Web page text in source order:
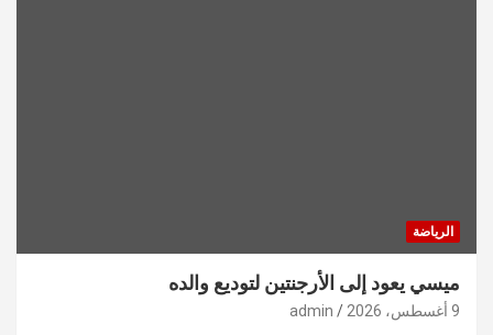
الرياضة
ميسي يعود إلى الأرجنتين لتوديع والده
9 أغسطس، 2026 admin